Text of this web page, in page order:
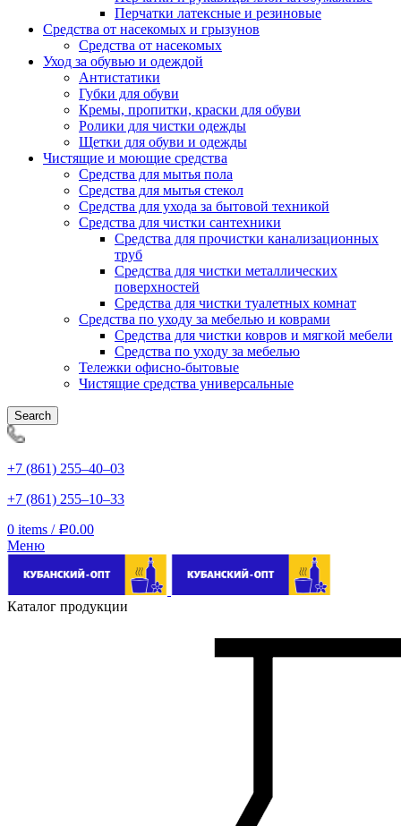
Перчатки латексные и резиновые
Средства от насекомых и грызунов
Средства от насекомых
Уход за обувью и одеждой
Антистатики
Губки для обуви
Кремы, пропитки, краски для обуви
Ролики для чистки одежды
Щетки для обуви и одежды
Чистящие и моющие средства
Средства для мытья пола
Средства для мытья стекол
Средства для ухода за бытовой техникой
Средства для чистки сантехники
Средства для прочистки канализационных
труб
Средства для чистки металлических
поверхностей
Средства для чистки туалетных комнат
Средства по уходу за мебелью и коврами
Средства для чистки ковров и мягкой мебели
Средства по уходу за мебелью
Тележки офисно-бытовые
Чистящие средства универсальные
Search
+7 (861) 255‒40‒03
+7 (861) 255‒10‒33
0 items / Р0.00
Меню
Каталог продукции